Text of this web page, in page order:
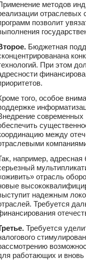
методов
отраслевых
позволит
Бюджетная
При этом
того, особое
современных
между
например,
отрасль
надежным
Требуется
Требуется
работающих и